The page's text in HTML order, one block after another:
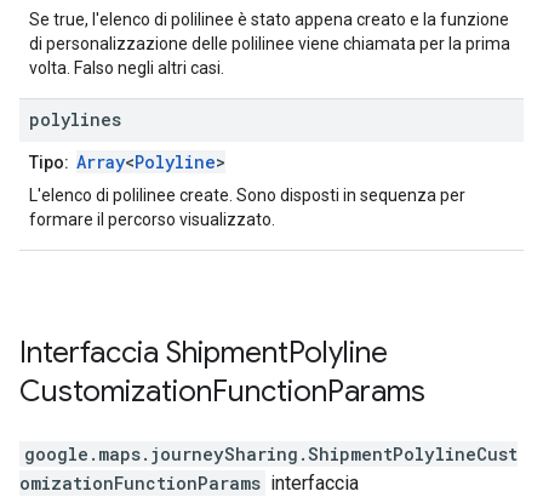
Se true, l'elenco di polilinee è stato appena creato e la funzione
di personalizzazione delle polilinee viene chiamata per la prima
volta. Falso negli altri casi.
polylines
Tipo: Array<Polyline>
L'elenco di polilinee create. Sono disposti in sequenza per
formare il percorso visualizzato.
Interfaccia ShipmentPolyline
CustomizationFunctionParams
google.maps.journeySharing .ShipmentPolylineCust
omizationFunctionParams interfaccia